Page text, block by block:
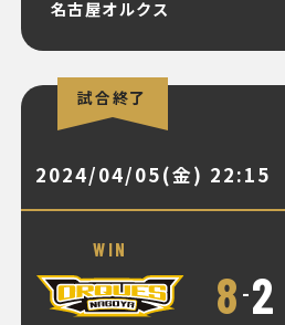
名古屋オルクス
試合終了
2024/04/05(金) 22:15
WIN
8 - 2